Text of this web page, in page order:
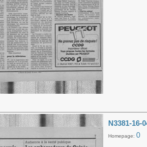
N3381-16-
Homepage: 0